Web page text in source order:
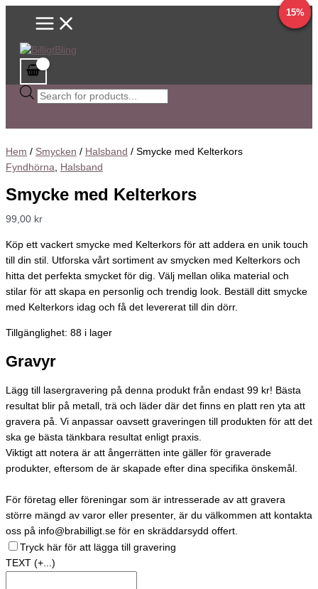
HoppaMain
Sök
efter
Hem / Smycken / Halsband / Smycke med Kelterkors
Fyndhörna
Halsband
Smycke med Kelterkors
99,00 kr
Köp ett vackert smycke med Kelterkors för att addera en unik touch
till din stil. Utforska vårt sortiment av smycken med Kelterkors och
hitta det perfekta smycket för dig. Välj mellan olika material och
stilar för att skapa en personlig och trendig look. Beställ ditt smycke
med Kelterkors idag och få det levererat till din dörr.
Tillgänglighet: 88 i lager
Gravyr
Lägg till lasergravering på denna produkt från endast 99 kr! Bästa
resultat blir på metall, trä och läder där det finns en platt ren yta att
gravera på. Vi anpassar oavsett graveringen till produkten för att det
ska ge bästa tänkbara resultat enligt praxis.
Viktigt att notera är att ångerrätten inte gäller för graverade
produkter, eftersom de är skapade efter dina specifika önskemål.
För företag eller föreningar som är intresserade av att gravera
större mängd av varor eller presenter, är du välkommen att kontakta
oss på info@brabilligt.se för en skräddarsydd offert.
Tryck här för att lägga till gravering
TEXT (+...)
Smycke
mängd
42%
Det
var:
Det
9%
Det
var:
Det
9%
Det
var:
Det
15%
Det
var:
Det